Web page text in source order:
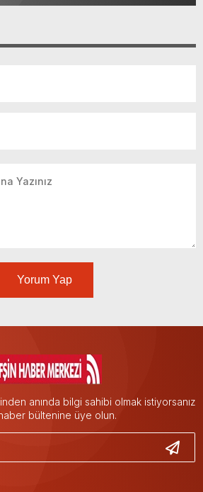
Yorum Yap
anında bilgi sahibi olmak istiyorsanız
bültenine üye olun.